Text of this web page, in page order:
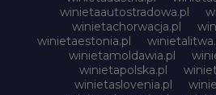
winietaautostradowa.pl
winietachorwacja.pl
winietaestonia.pl
winietamoldawia.pl
winietapolska.pl
winietaslovenia.pl